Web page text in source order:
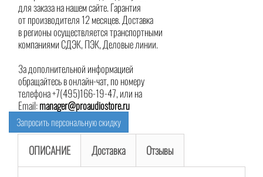
для заказа на нашем сайте. Гарантия
от производителя 12 месяцев. Доставка
в регионы осуществляется транспортными
компаниями СДЭК, ПЭК, Деловые линии.
За дополнительной информацией
обращайтесь в онлайн-чат, по номеру
телефона +7(495)166-19-47, или на
Email:manager@proaudiostore.ru
Запросить персональную скидку
ОПИСАНИЕ Доставка Отзывы